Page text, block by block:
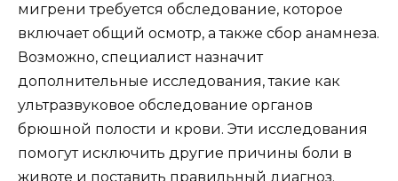
мигрени требуется обследование, которое
включает общий осмотр, а также сбор анамнеза.
Возможно, специалист назначит
дополнительные исследования, такие как
ультразвуковое обследование органов
брюшной полости и крови. Эти исследования
помогут исключить другие причины боли в
животе и поставить правильный диагноз.